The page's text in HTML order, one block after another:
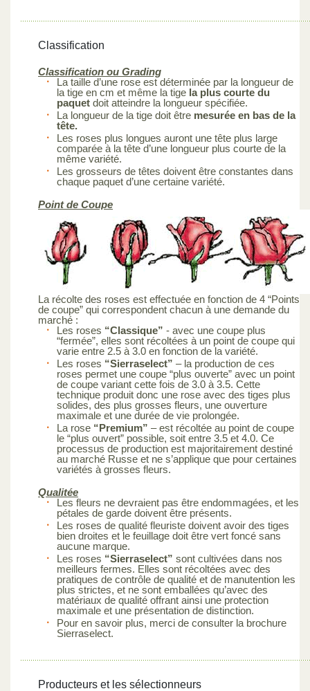
Classification
Classification ou Grading
La taille d’une rose est déterminée par la longueur de
la tige en cm et même la tige la plus courte du
paquet doit atteindre la longueur spécifiée.
La longueur de la tige doit être mesurée en bas de la
tête.
Les roses plus longues auront une tête plus large
comparée à la tête d’une longueur plus courte de la
même variété.
Les grosseurs de têtes doivent être constantes dans
chaque paquet d’une certaine variété.
Point de Coupe
La récolte des roses est effectuée en fonction de 4 “Points
de coupe” qui correspondent chacun à une demande du
marché :
Les roses “Classique” - avec une coupe plus
“fermée”, elles sont récoltées à un point de coupe qui
varie entre 2.5 à 3.0 en fonction de la variété.
Les roses “Sierraselect” – la production de ces
roses permet une coupe “plus ouverte” avec un point
de coupe variant cette fois de 3.0 à 3.5. Cette
technique produit donc une rose avec des tiges plus
solides, des plus grosses fleurs, une ouverture
maximale et une durée de vie prolongée.
La rose “Premium” – est récoltée au point de coupe
le “plus ouvert” possible, soit entre 3.5 et 4.0. Ce
processus de production est majoritairement destiné
au marché Russe et ne s’applique que pour certaines
variétés à grosses fleurs.
Qualitée
Les fleurs ne devraient pas être endommagées, et les
pétales de garde doivent être présents.
Les roses de qualité fleuriste doivent avoir des tiges
bien droites et le feuillage doit être vert foncé sans
aucune marque.
Les roses “Sierraselect” sont cultivées dans nos
meilleurs fermes. Elles sont récoltées avec des
pratiques de contrôle de qualité et de manutention les
plus strictes, et ne sont emballées qu’avec des
matériaux de qualité offrant ainsi une protection
maximale et une présentation de distinction.
Pour en savoir plus, merci de consulter la brochure
Sierraselect.
Producteurs et les sélectionneurs